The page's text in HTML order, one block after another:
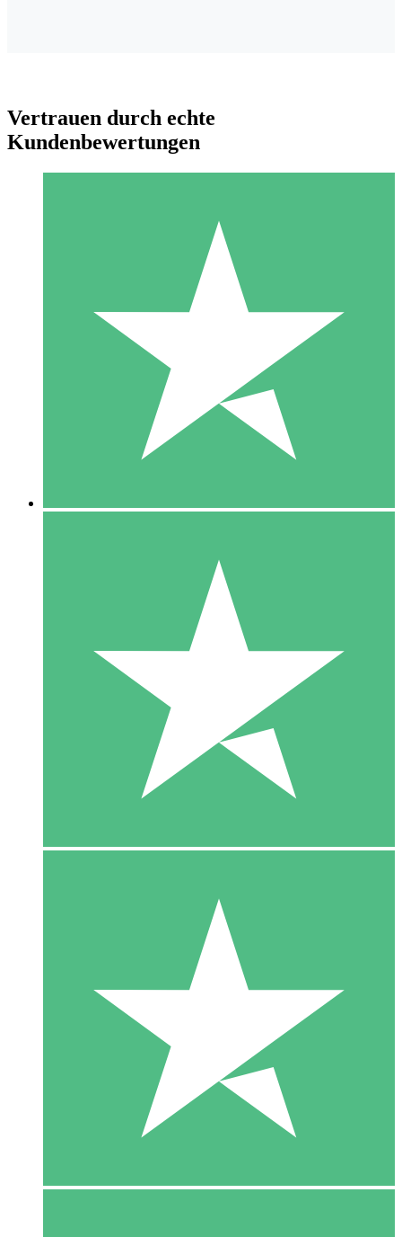
Individuelle Credit-Pakete
Zahlen Sie nach Bedarf mit Download-Credits. Keine
monatliche Verpflichtung erforderlich.
10 00
10 Downloads
20 00
Vertrauen durch echte
Kundenbewertungen